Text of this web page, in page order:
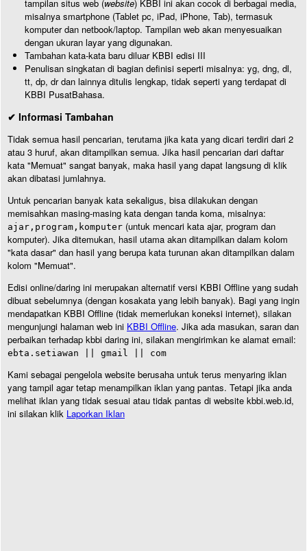
tampilan situs web (website) KBBI ini akan cocok di berbagai media,
misalnya smartphone (Tablet pc, iPad, iPhone, Tab), termasuk
komputer dan netbook/laptop. Tampilan web akan menyesuaikan
dengan ukuran layar yang digunakan.
Tambahan kata-kata baru diluar KBBI edisi III
Penulisan singkatan di bagian definisi seperti misalnya: yg, dng, dl,
tt, dp, dr dan lainnya ditulis lengkap, tidak seperti yang terdapat di
KBBI PusatBahasa.
✔ Informasi Tambahan
Tidak semua hasil pencarian, terutama jika kata yang dicari terdiri dari 2
atau 3 huruf, akan ditampilkan semua. Jika hasil pencarian dari daftar
kata "Memuat" sangat banyak, maka hasil yang dapat langsung di klik
akan dibatasi jumlahnya.
Untuk pencarian banyak kata sekaligus, bisa dilakukan dengan
memisahkan masing-masing kata dengan tanda koma, misalnya:
ajar,program,komputer (untuk mencari kata ajar, program dan
komputer). Jika ditemukan, hasil utama akan ditampilkan dalam kolom
"kata dasar" dan hasil yang berupa kata turunan akan ditampilkan dalam
kolom "Memuat".
Edisi online/daring ini merupakan alternatif versi KBBI Offline yang sudah
dibuat sebelumnya (dengan kosakata yang lebih banyak). Bagi yang ingin
mendapatkan KBBI Offline (tidak memerlukan koneksi internet), silakan
mengunjungi halaman web ini KBBI Offline. Jika ada masukan, saran dan
perbaikan terhadap kbbi daring ini, silakan mengirimkan ke alamat email:
ebta.setiawan || gmail || com
Kami sebagai pengelola website berusaha untuk terus menyaring iklan
yang tampil agar tetap menampilkan iklan yang pantas. Tetapi jika anda
melihat iklan yang tidak sesuai atau tidak pantas di website kbbi.web.id,
ini silakan klik Laporkan Iklan